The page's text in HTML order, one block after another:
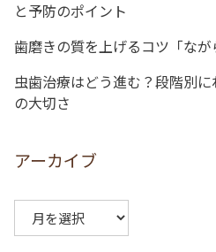
と予防のポイント
歯磨きの質を上げるコツ「な
虫歯治療はどう進む？段階別
の大切さ
アーカイブ
ー